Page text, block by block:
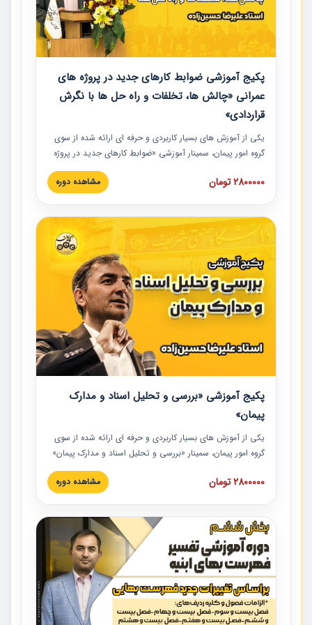
پکیج آموزشی ضوابط کارهای جدید در پروژه های
عمرانی «چالش ها، تخلفات و راه حل ها با نگرش
قراردادی»
یکی از آموزش‏‏‏‏‏‏ های بسیار کاربردی و حرفه‏ ای ارائه شده از سوی
گروه امور پیمان، سمینار آموزشی «ضوابط کارهای جدید در پروژه
های عمرانی» چالش ها، تخلفات و راه حل ها با نگرش قراردادی
است که در محل سندیکای شرکت های ساختمانی کشور ارائه شد.
مدارک پیمان به همراه تجربیات عملی ارائه شده است.
2800000 تومان مشاهده دوره
پکیج آموزشی «بررسی و تحلیل اسناد و مدارک
پیمان»
یکی از آموزش‏‏‏‏‏‏ های بسیار کاربردی و حرفه‏ ای ارائه شده از سوی
گروه امور پیمان، سمینار «بررسی و تحلیل اسناد و مدارک پیمان»
است که در دانشگاه صنعتی شریف ارائه شد. در این آموزش
نکات کلیدی مربوط به اسناد و مدارک پیمان، اولویت بندی اسناد
پیمان به همراه تجربیات عملی در این خصوص ارائه شده است.
2800000 تومان مشاهده دوره